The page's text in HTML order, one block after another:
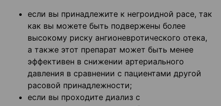
если вы принадлежите к негроидной расе, так
как вы можете быть подвержены более
высокому риску ангионевротического отека,
а также этот препарат может быть менее
эффективен в снижении артериального
давления в сравнении с пациентами другой
расовой принадлежности;
если вы проходите диализ с